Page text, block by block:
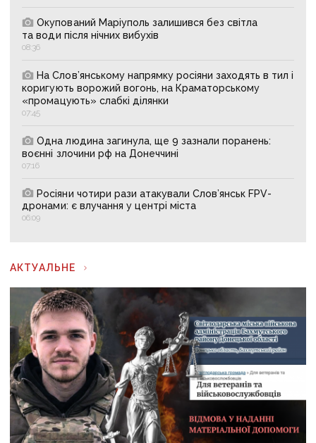
Окупований Маріуполь залишився без світла
та води після нічних вибухів
08:36
На Слов’янському напрямку росіяни заходять в тил і
коригують ворожий вогонь, на Краматорському
«промацують» слабкі ділянки
07:45
Одна людина загинула, ще 9 зазнали поранень:
воєнні злочини рф на Донеччині
07:16
Росіяни чотири рази атакували Слов’янськ FPV-
дронами: є влучання у центрі міста
06:09
АКТУАЛЬНЕ